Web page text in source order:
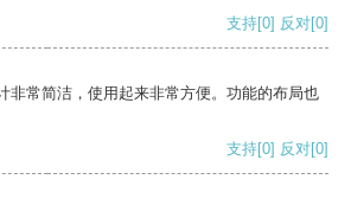
支持[0] 反对[0]
非常简洁，使用起来非常方便。功能的布局也
支持[0] 反对[0]